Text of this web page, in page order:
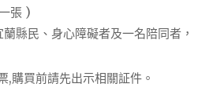
張 )
縣民、身心障礙者及一名陪同者，
,購買前請先出示相關証件。